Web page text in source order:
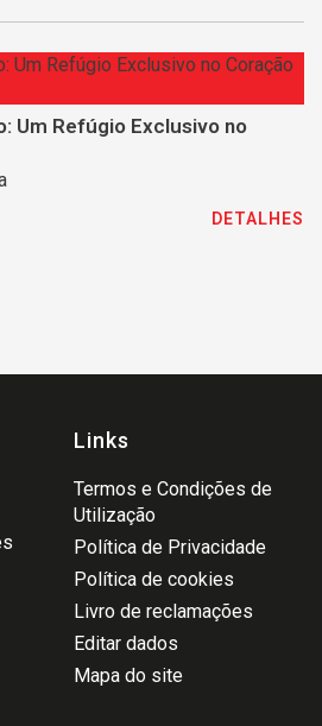
Um Refúgio Exclusivo no
DETALHES
Links
Termos e Condições de
Utilização
Política de Privacidade
Política de cookies
Livro de reclamações
Editar dados
Mapa do site